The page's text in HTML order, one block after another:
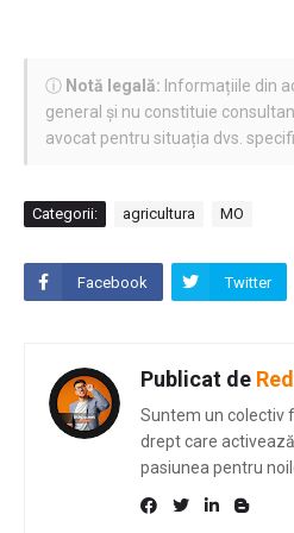
ⓘ Notă legală: Informațiile din
general și nu constituie
avocat pentru situația dvs.
Categorii: agricultura MO
Facebook Twitter
Publicat de
Suntem un colectiv
drept care
pasiunea pentru